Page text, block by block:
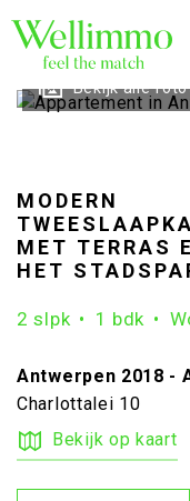
Bekijk alle
MODERN
MET TERRAS
HET
2 slpk 1 bdk
Antwerpen 2018 -
Charlottalei 10
Bekijk op kaart